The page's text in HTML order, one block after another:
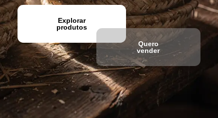
Explorar
produtos
Quero
vender